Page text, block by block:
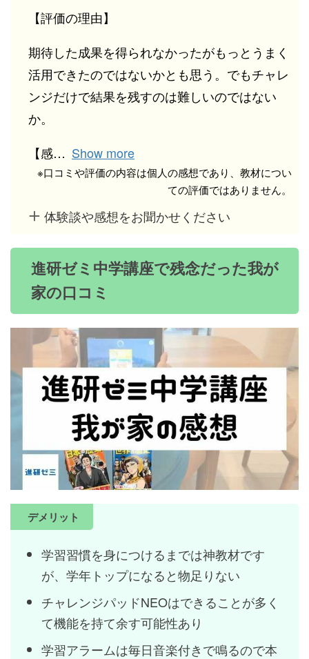
【評価の理由】
期待した成果を得られなかったがもっとうまく
活用できたのではないかとも思う。でもチャレ
ンジだけで結果を残すのは難しいのではない
か。
【感
Show more
※口コミや評価の内容は個人の感想であり、教材につい
ての評価ではありません。
体験談や感想をお聞かせください
進研ゼミ中学講座で残念だった我が
家の口コミ
デメリット
学習習慣を身につけるまでは神教材です
が、学年トップになると物足りない
チャレンジパッドNEOはできることが多く
て機能を持て余す可能性あり
学習アラームは毎日音楽付きで鳴るので本